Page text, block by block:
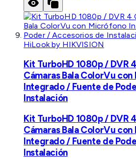
HiLook by HIKVISION
Kit TurboHD 1080p / DVR
Cámaras Bala ColorVu
Integrado / Fuente de
Instalación
Kit TurboHD 1080p / DVR
Cámaras Bala ColorVu
Integrado / Fuente de
Instalación